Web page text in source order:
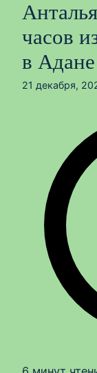
часов
в Адане
21 декабря,